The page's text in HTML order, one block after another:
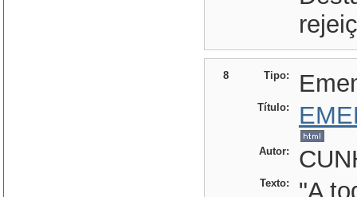
8 Tipo:
Título:
Autor:
Texto:
"A